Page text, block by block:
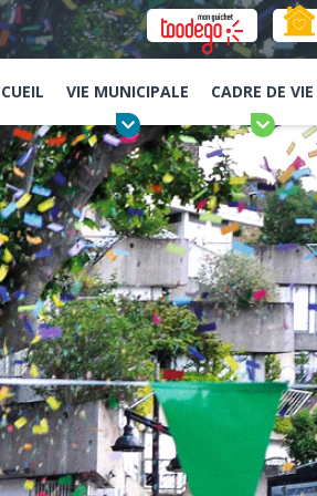
VIE MUNICIPALE CADRE DE VIE